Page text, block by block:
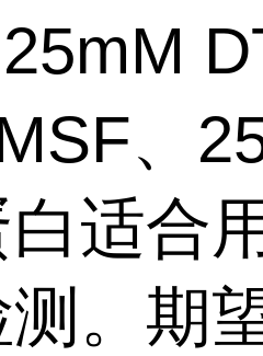
、
适合
。期